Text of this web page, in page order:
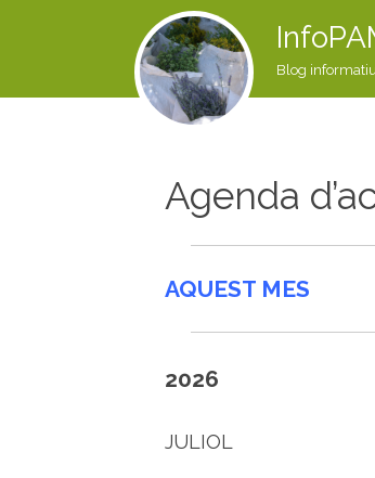
Blog
Agenda
AQUEST MES
2026
JULIOL